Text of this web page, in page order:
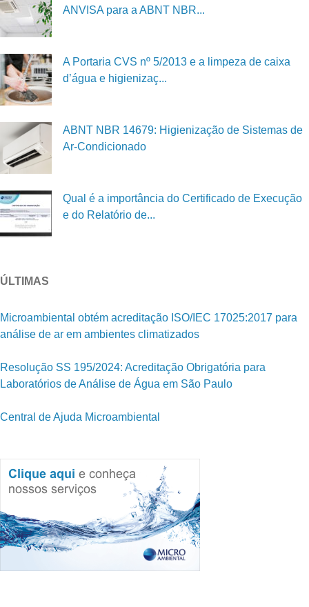
ANVISA para a ABNT NBR...
A Portaria CVS nº 5/2013 e a limpeza de caixa
d’água e higienizaç...
ABNT NBR 14679: Higienização de Sistemas de
Ar-Condicionado
Qual é a importância do Certificado de Execução
e do Relatório de...
ÚLTIMAS
Microambiental obtém acreditação ISO/IEC 17025:2017 para
análise de ar em ambientes climatizados
Resolução SS 195/2024: Acreditação Obrigatória para
Laboratórios de Análise de Água em São Paulo
Central de Ajuda Microambiental